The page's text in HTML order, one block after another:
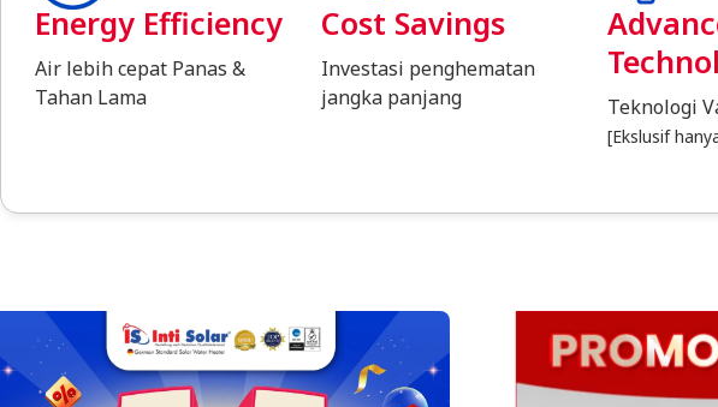
Energy Efficiency
Air lebih cepat Panas &
Tahan Lama
Cost Savings
Investasi penghematan
jangka panjang
Teknologi
[Ekslusif